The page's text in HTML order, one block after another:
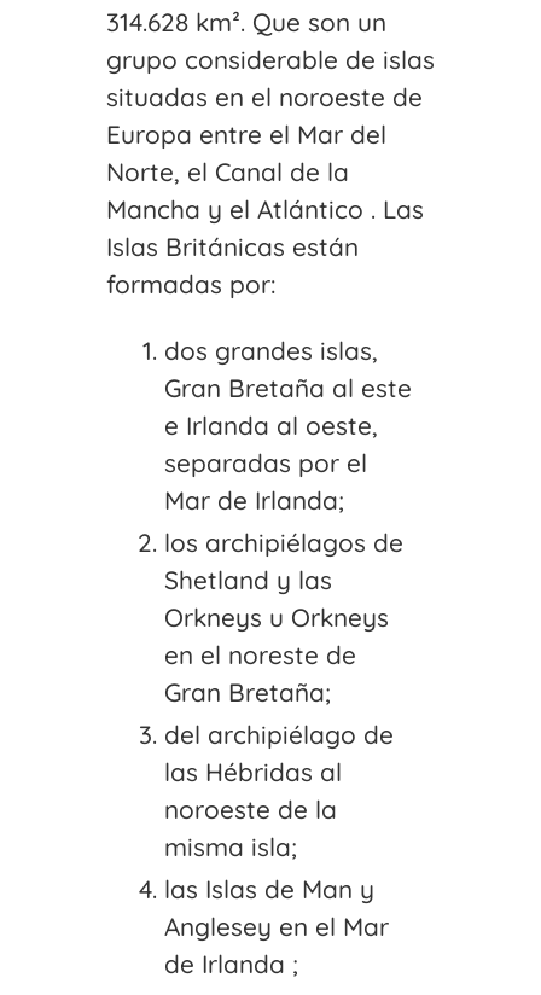
314.628 km². Que son un
grupo considerable de islas
situadas en el noroeste de
Europa entre el Mar del
Norte, el Canal de la
Mancha y el Atlántico . Las
Islas Británicas están
formadas por:
dos grandes islas,
Gran Bretaña al este
e Irlanda al oeste,
separadas por el
Mar de Irlanda;
los archipiélagos de
Shetland y las
Orkneys u Orkneys
en el noreste de
Gran Bretaña;
del archipiélago de
las Hébridas al
noroeste de la
misma isla;
las Islas de Man y
Anglesey en el Mar
de Irlanda ;